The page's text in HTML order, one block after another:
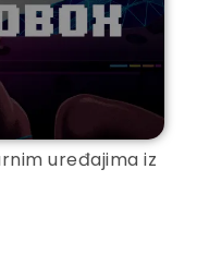
uređajima iz